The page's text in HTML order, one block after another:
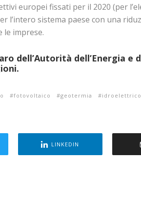
europei fissati per il 2020 (per
l’intero sistema paese con una
le imprese.
dell’Autorità dell’Energia e
fotovoltaico geotermia
idroelettrico
LINKEDIN